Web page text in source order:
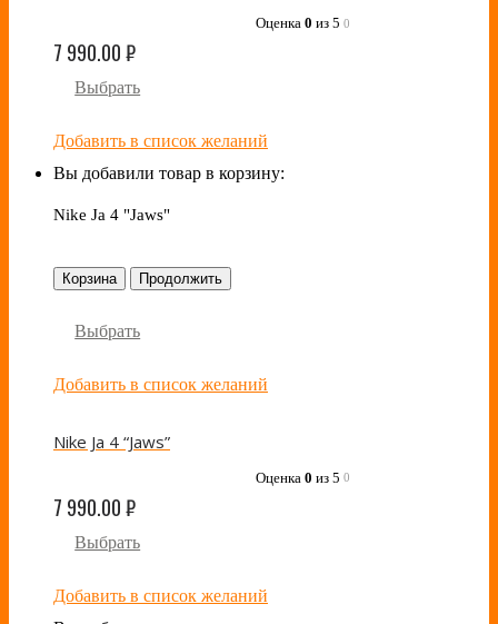
Оценка 0 из 5 0
7 990.00₽
Выбрать
Добавить в список желаний
Вы добавили товар в корзину:
Nike Ja 4 "Jaws"
Корзина Продолжить
Выбрать
Добавить в список желаний
Nike Ja 4 “Jaws”
Оценка 0 из 5 0
7 990.00₽
Выбрать
Добавить в список желаний